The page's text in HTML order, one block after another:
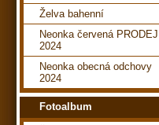
Želva bahenní
Neonka červená PRODEJ
2024
Neonka obecná odchovy
2024
Fotoalbum